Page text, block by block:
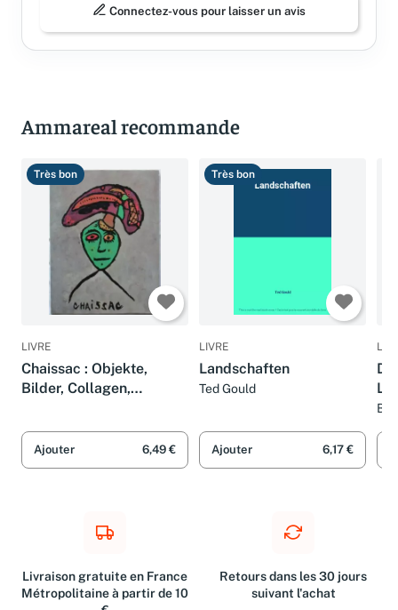
Connectez-vous pour laisser un avis
Ammareal recommande
Très bon
LIVRE
Chaissac : Objekte,
Bilder, Collagen,
Ajouter 6,49 €
Très bon
LIVRE
Landschaften
Ted Gould
Ajouter 6,17 €
Livraison gratuite en France
Métropolitaine à partir de 10
Retours dans les 30 jours
suivant l'achat